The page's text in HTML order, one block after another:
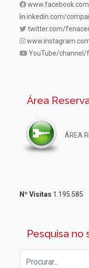
inkedin.com/
twitter.com/
YouTube/channel/
Área
ÁREA
Nº Visitas 1.195.585
Pesquisa no